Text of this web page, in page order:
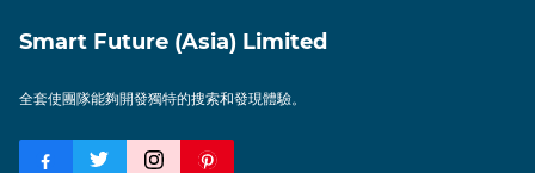
Smart Future (Asia) Limited
全套使團隊能夠開發獨特的搜索和發現體驗。